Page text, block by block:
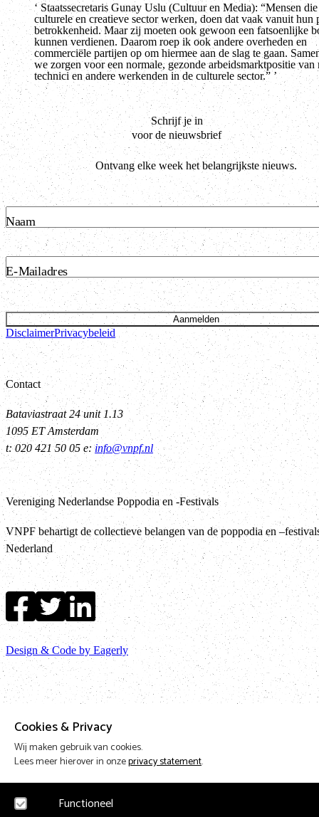
Cookies & Privacy
Wij maken gebruik van cookies.
Lees meer hierover in onzeprivacy statement.
Functioneel
Staatssecretaris Gunay Uslu (Cultuur en Media): “Mensen
culturele en creatieve sector werken, doen dat vaak vanuit hun
betrokkenheid. Maar zij moeten ook gewoon een fatsoenlijke
kunnen verdienen. Daarom roep ik ook andere overheden en
commerciële partijen op om hiermee aan de slag te gaan.
we zorgen voor een normale, gezonde arbeidsmarktpositie van
technici en andere werkenden in de culturele sector.”
Schrijf je in
voor de nieuwsbrief
Ontvang elke week het belangrijkste nieuws.
Naam
E-Mailadres
Aanmelden
DisclaimerPrivacybeleid
Contact
Bataviastraat 24 unit 1.13
1095 ET Amsterdam
t: 020 421 50 05 e:info@vnpf.nl
Vereniging Nederlandse Poppodia en -Festivals
VNPF behartigt de collectieve belangen van de poppodia en
Nederland
Design & Code by Eagerly